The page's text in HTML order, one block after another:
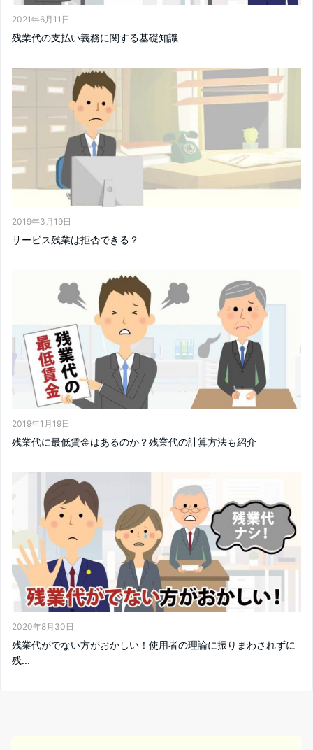
2021年6月11日
残業代の支払い義務に関する基礎知識
2019年3月19日
サービス残業は拒否できる？
2019年1月19日
残業代に最低賃金はあるのか？残業代の計算方法も紹介
2020年8月30日
残業代がでない方がおかしい！使用者の理論に振りまわされずに
残...